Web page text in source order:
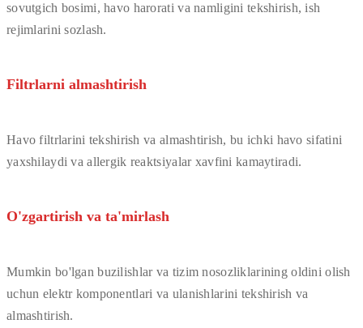
sovutgich bosimi, havo harorati va namligini tekshirish, ish
rejimlarini sozlash.
Filtrlarni almashtirish
Havo filtrlarini tekshirish va almashtirish, bu ichki havo sifatini
yaxshilaydi va allergik reaktsiyalar xavfini kamaytiradi.
O'zgartirish va ta'mirlash
Mumkin bo'lgan buzilishlar va tizim nosozliklarining oldini olish
uchun elektr komponentlari va ulanishlarini tekshirish va
almashtirish.